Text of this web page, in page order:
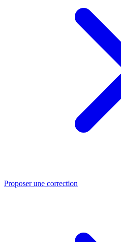
Proposer une correction